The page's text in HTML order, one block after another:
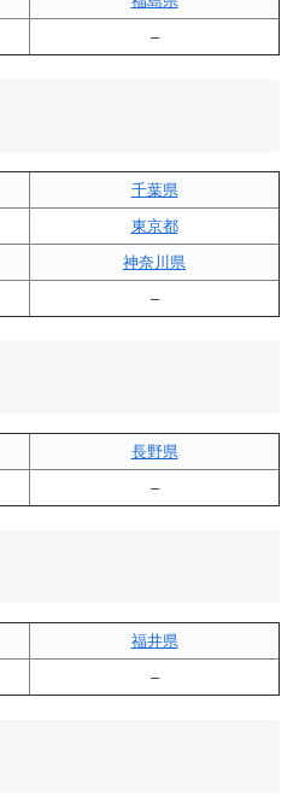
–
千葉県
東京都
神奈川県
–
長野県
–
福井県
–